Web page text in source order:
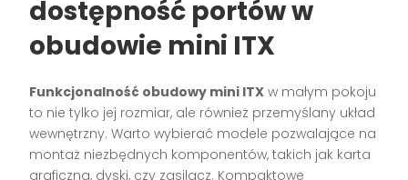
dostępność portów w
obudowie mini ITX
Funkcjonalność obudowy mini ITX w małym pokoju
to nie tylko jej rozmiar, ale również przemyślany układ
wewnętrzny. Warto wybierać modele pozwalające na
montaż niezbędnych komponentów, takich jak karta
graficzna, dyski, czy zasilacz. Kompaktowe